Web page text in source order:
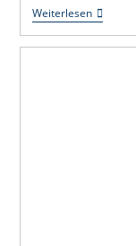
WeiterlesenDas
Straßen-